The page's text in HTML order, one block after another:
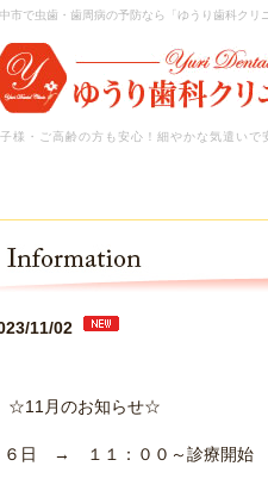
市で虫歯・歯周病の予防なら「ゆうり歯科クリ
様・ご高齢の方も安心！細やかな気遣いで
11/02
月のお知らせ☆
６日 → １１：００～診療開始